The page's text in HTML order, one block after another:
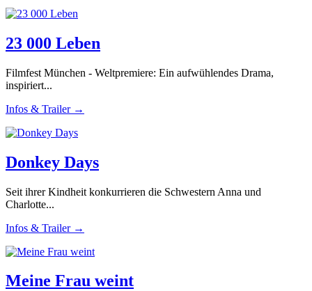
23 000 Leben
Filmfest München - Weltpremiere: Ein aufwühlendes Drama,
inspiriert...
Infos & Trailer →
Donkey Days
Seit ihrer Kindheit konkurrieren die Schwestern Anna und
Charlotte...
Infos & Trailer →
Meine Frau weint